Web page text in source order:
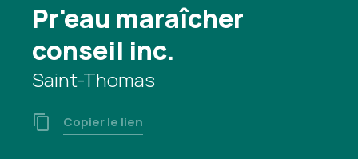
Pr'eau maraîcher
conseil inc.
Saint-Thomas
Copier le lien